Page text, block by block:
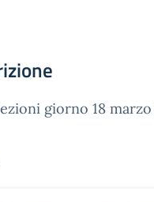
giorno 18 marzo